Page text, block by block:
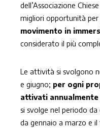
dell’Associazione
migliori opportunità per
movimento in
considerato il più
Le attività si svolgono
e giugno; per ogni
attivati annualmente
si svolge nel periodo
da gennaio a marzo e